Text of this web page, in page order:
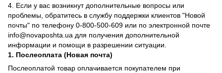
4. Если у вас возникнут дополнительные вопросы или
проблемы, обратитесь в службу поддержки клиентов "Новой
почты" по телефону 0-800-500-609 или по электронной почте
info@novaposhta.ua для получения дополнительной
информации и помощи в разрешении ситуации.
1. Послеоплата (Новая почта)
Послеоплатой товар оплачивается покупателем при